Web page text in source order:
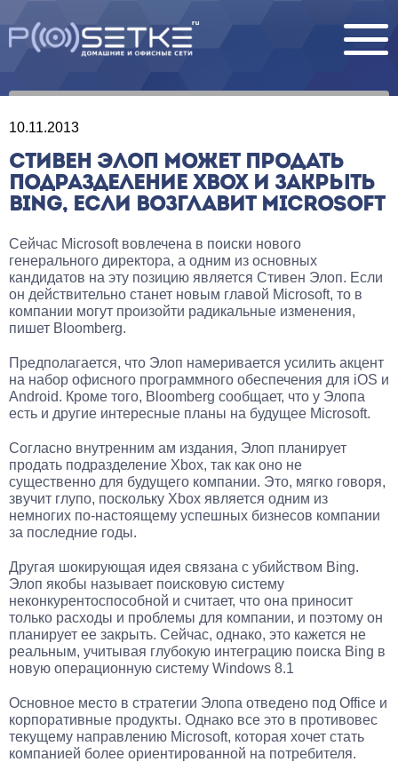
10.11.2013
СТИВЕН ЭЛОП МОЖЕТ ПРОДАТЬ
ПОДРАЗДЕЛЕНИЕ XBOX И ЗАКРЫТЬ
BING, ЕСЛИ ВОЗГЛАВИТ MICROSOFT
Сейчас Microsoft вовлечена в поиски нового
генерального директора, а одним из основных
кандидатов на эту позицию является Стивен Элоп. Если
он действительно станет новым главой Microsoft, то в
компании могут произойти радикальные изменения,
пишет Bloomberg.
Предполагается, что Элоп намеривается усилить акцент
на набор офисного программного обеспечения для iOS и
Android. Кроме того, Bloomberg сообщает, что у Элопа
есть и другие интересные планы на будущее Microsoft.
Согласно внутренним ам издания, Элоп планирует
продать подразделение Xbox, так как оно не
существенно для будущего компании. Это, мягко говоря,
звучит глупо, поскольку Xbox является одним из
немногих по-настоящему успешных бизнесов компании
за последние годы.
Другая шокирующая идея связана с убийством Bing.
Элоп якобы называет поисковую систему
неконкурентоспособной и считает, что она приносит
только расходы и проблемы для компании, и поэтому он
планирует ее закрыть. Сейчас, однако, это кажется не
реальным, учитывая глубокую интеграцию поиска Bing в
новую операционную систему Windows 8.1
Основное место в стратегии Элопа отведено под Office и
корпоративные продукты. Однако все это в противовес
текущему направлению Microsoft, которая хочет стать
компанией более ориентированной на потребителя.